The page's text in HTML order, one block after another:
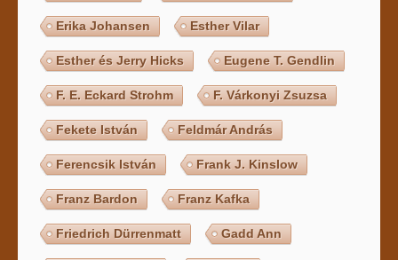
Erika Johansen Esther Vilar
Esther és Jerry Hicks Eugene T. Gendlin
F. E. Eckard Strohm F. Várkonyi Zsuzsa
Fekete István Feldmár András
Ferencsik István Frank J. Kinslow
Franz Bardon Franz Kafka
Friedrich Dürrenmatt Gadd Ann